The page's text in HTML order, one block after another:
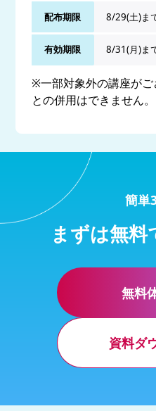
配布期限 8/29(土)ま
有効期限 8/31(月)ま
※一部対象外の講座が
との併用はできません。
簡単
まずは無料
無料
資料ダ